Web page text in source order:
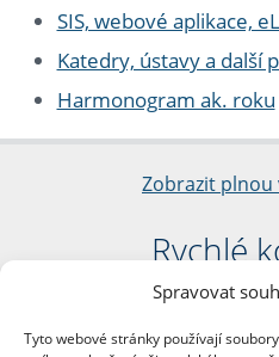
Spravovat
Tyto webové stránky používají
SIS, webové aplikace,
Katedry, ústavy a další
Harmonogram ak. roku
Zobrazit plnou
Rychlé
nám. Jana